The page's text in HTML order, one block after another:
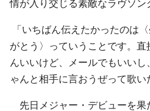
情が入り交じる素敵なラヴソン
「いちばん伝えたかったのは
がとう〉っていうことです。
んいいけど、メールでもいい
ゃんと相手に言おうぜって歌い
先日メジャー・デビューを果